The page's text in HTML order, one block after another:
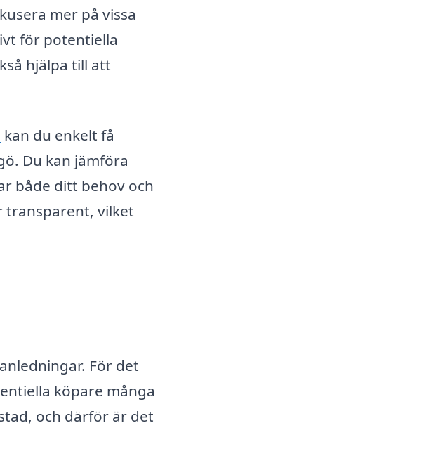
mer på vissa
för potentiella
hjälpa till att
kan du enkelt få
Du kan jämföra
både ditt behov och
transparent, vilket
För det
köpare många
och därför är det